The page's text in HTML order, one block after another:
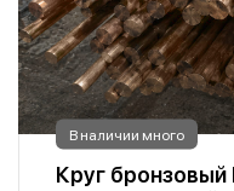
В наличии много
Круг